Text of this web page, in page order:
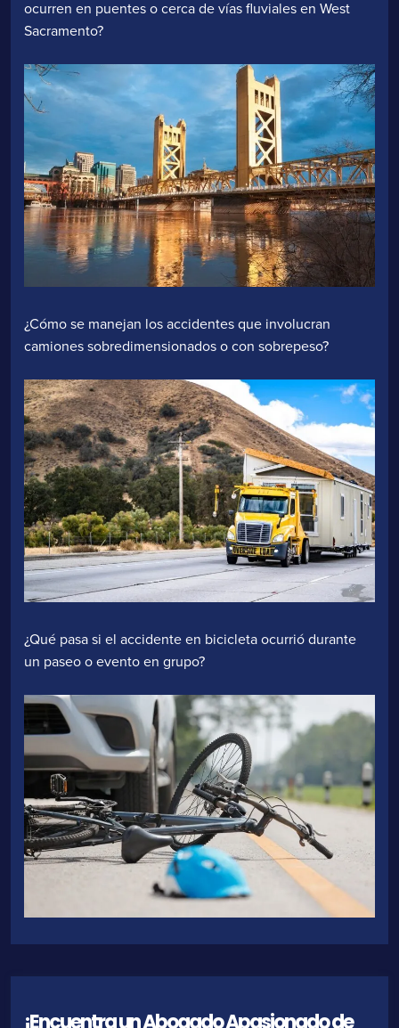
ocurren en puentes o cerca de vías fluviales en West
Sacramento?
¿Cómo se manejan los accidentes que involucran
camiones sobredimensionados o con sobrepeso?
¿Qué pasa si el accidente en bicicleta ocurrió durante
un paseo o evento en grupo?